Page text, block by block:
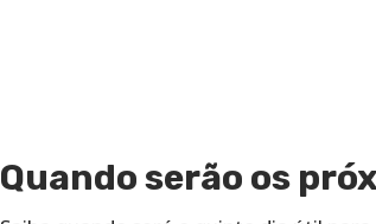
Quando serão os